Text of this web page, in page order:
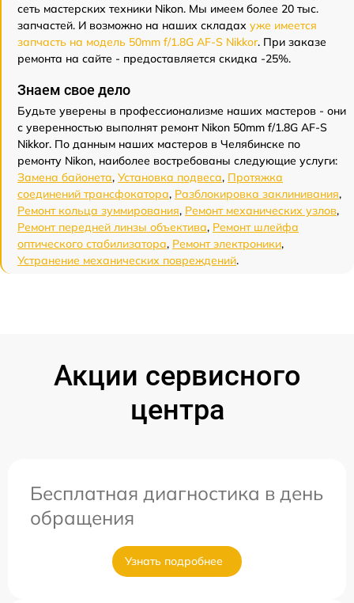
сеть мастерских техники Nikon. Мы имеем более 20 тыс.
запчастей. И возможно на наших складах уже имеется
запчасть на модель 50mm f/1.8G AF-S Nikkor. При заказе
ремонта на сайте - предоставляется скидка -25%.
Знаем свое дело
Будьте уверены в профессионализме наших мастеров - они
с уверенностью выполнят ремонт Nikon 50mm f/1.8G AF-S
Nikkor. По данным наших мастеров в Челябинске по
ремонту Nikon, наиболее востребованы следующие услуги:
Замена байонета, Установка подвеса, Протяжка
соединений трансфокатора, Разблокировка заклинивания,
Ремонт кольца зуммирования, Ремонт механических узлов,
Ремонт передней линзы объектива, Ремонт шлейфа
оптического стабилизатора, Ремонт электроники,
Устранение механических повреждений.
Акции сервисного
центра
Бесплатная диагностика в день
обращения
Узнать подробнее